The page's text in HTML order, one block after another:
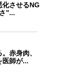
化させるNG
”...
赤身肉、
医師が...